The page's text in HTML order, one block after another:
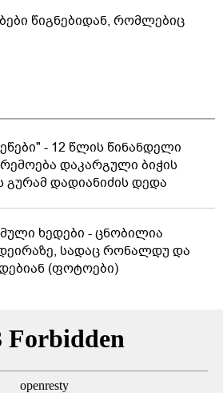
წიგნებიდან, რომლებიც
- 12 წლის წინანდელი
დაკარგული ბიჭის
გურამ დადიანიძის დედა
ხედები - ცნობილია
სადაც რონალდუ და
(ფოტოები)